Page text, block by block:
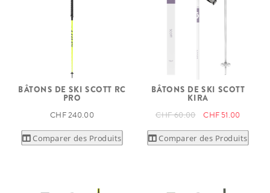
BÂTONS DE SKI SCOTT RC
PRO
CHF 240.00
Comparer des Produits
BÂTONS DE SKI SCOTT
KIRA
CHF 60.00 CHF 51.00
Comparer des Produits